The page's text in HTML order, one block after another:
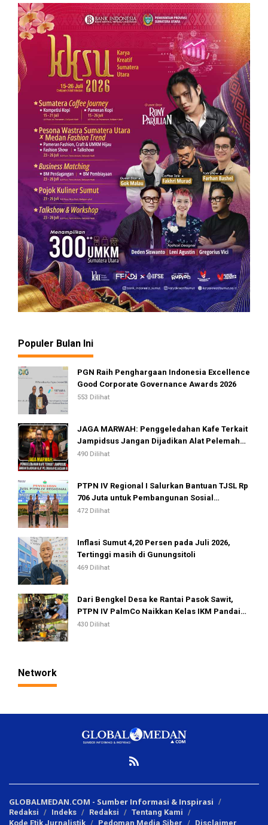
Populer Bulan Ini
PGN Raih Penghargaan Indonesia Excellence
Good Corporate Governance Awards 2026
553 Dilihat
JAGA MARWAH: Penggeledahan Kafe Terkait
Jampidsus Jangan Dijadikan Alat Pelemahan
Kejaksaan RI
490 Dilihat
PTPN IV Regional I Salurkan Bantuan TJSL Rp
706 Juta untuk Pembangunan Sosial
Berkelanjutan
472 Dilihat
Inflasi Sumut 4,20 Persen pada Juli 2026,
Tertinggi masih di Gunungsitoli
469 Dilihat
Dari Bengkel Desa ke Rantai Pasok Sawit,
PTPN IV PalmCo Naikkan Kelas IKM Pandai
Besi
430 Dilihat
Network
GLOBALMEDAN.COM - Sumber Informasi & Inspirasi
Redaksi Indeks Redaksi
Tentang Kami
Kode Etik Jurnalistik
Pedoman Media Siber Disclaimer